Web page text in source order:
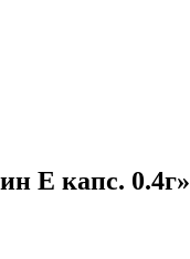
Е капс. 0.4г»